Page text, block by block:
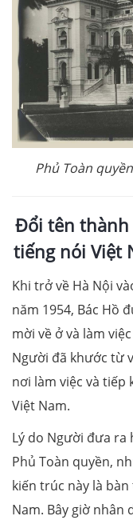
Phủ Toàn
Đổi tên thành
tiếng nói Việt
Khi trở về Hà Nội
năm 1954, Bác Hồ
mời về ở và làm
Người đã khước từ
nơi làm việc và tiếp
Việt Nam.
Lý do Người đưa ra
Phủ Toàn quyền,
kiến trúc này là
Nam. Bây giờ